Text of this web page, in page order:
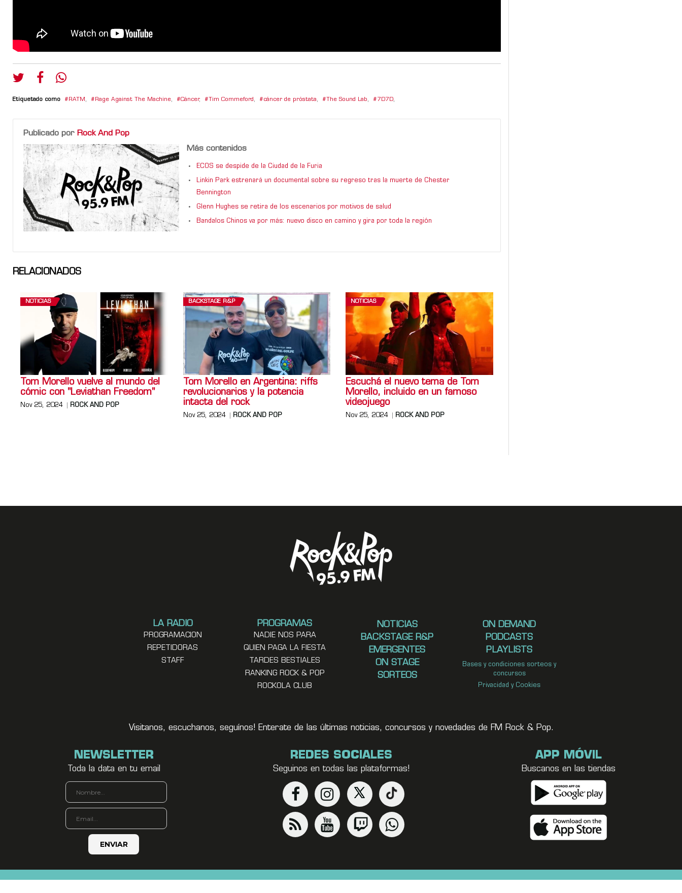
Etiquetado como RATM , Rage Against The Machine, Cáncer, Tim Commeford , cáncer de próstata, The Sound Lab, 7D7D,
Publicado por Rock And Pop
Más contenidos
ECOS se despide de la Ciudad de la Furia
Linkin Park estrenará un documental sobre su regreso tras la muerte de Chester
Bennington
Glenn Hughes se retira de los escenarios por motivos de salud
Bandalos Chinos va por más: nuevo disco en camino y gira por toda la región
RELACIONADOS
NOTICIAS
Tom Morello vuelve al mundo del
cómic con "Leviathan Freedom"
Nov 25, 2024 ROCK AND POP
BACKSTAGE R&P
Tom Morello en Argentina: riffs
revolucionarios y la potencia
intacta del rock
Nov 25, 2024 ROCK AND POP
NOTICIAS
Escuchá el nuevo tema de Tom
Morello, incluido en un famoso
videojuego
Nov 25, 2024 ROCK AND POP
LA RADIO
PROGRAMACION
REPETIDORAS
STAFF
PROGRAMAS
NADIE NOS PARA
QUIEN PAGA LA FIESTA
TARDES BESTIALES
RANKING ROCK & POP
ROCKOLA CLUB
NOTICIAS
BACKSTAGE R&P
EMERGENTES
ON STAGE
SORTEOS
ON DEMAND
PODCASTS
PLAYLISTS
Bases y condiciones sorteos y
concursos
Privacidad y Cookies
Visitanos, escuchanos, seguínos! Enterate de las últimas noticias, concursos y novedades de FM Rock & Pop.
NEWSLETTER
Toda la data en tu email
REDES SOCIALES
Seguinos en todas las plataformas!
APP MÓVIL
Buscanos en las tiendas